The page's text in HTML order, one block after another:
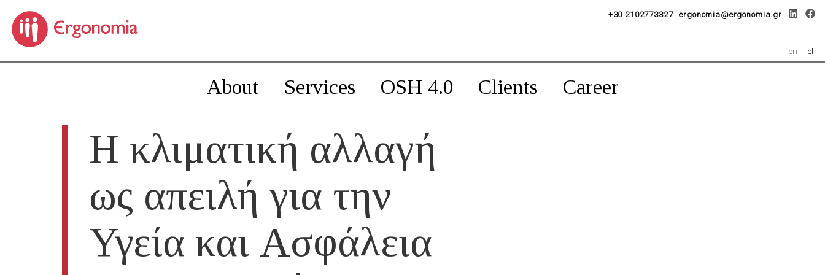
+30 2102773327 ergonomia@ergonomia.gr
en el
About Services OSH 4.0 Clients Career
Η κλιματική αλλαγή
ως απειλή για την
Υγεία και Ασφάλεια